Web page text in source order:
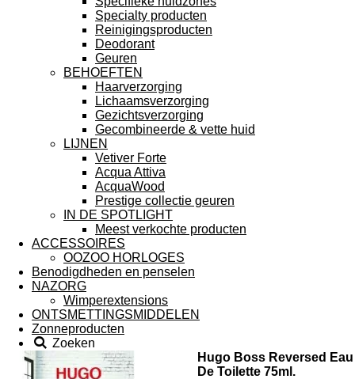
Specialty producten
Reinigingsproducten
Deodorant
Geuren
BEHOEFTEN
Haarverzorging
Lichaamsverzorging
Gezichtsverzorging
Gecombineerde & vette huid
LIJNEN
Vetiver Forte
Acqua Attiva
AcquaWood
Prestige collectie geuren
IN DE SPOTLIGHT
Meest verkochte producten
ACCESSOIRES
OOZOO HORLOGES
Benodigdheden en penselen
NAZORG
Wimperextensions
ONTSMETTINGSMIDDELEN
Zonneproducten
Zoeken
Hugo Boss Reversed Eau
De Toilette 75ml.